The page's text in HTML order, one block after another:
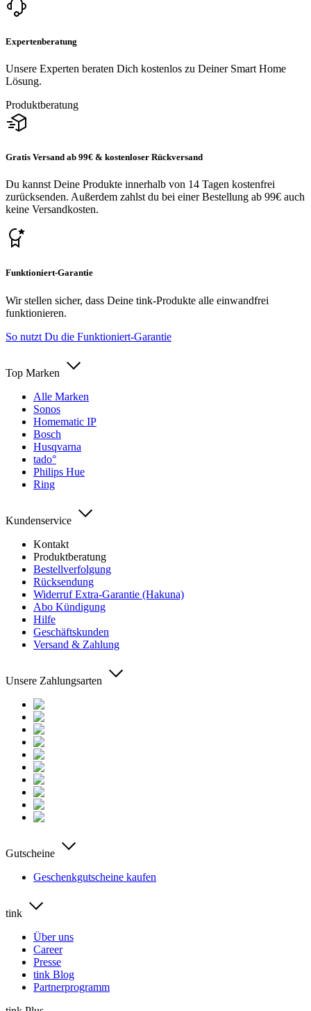
Expertenberatung
Unsere Experten beraten Dich kostenlos zu Deiner Smart Home
Lösung.
Produktberatung
Gratis Versand ab 99€ & kostenloser Rückversand
Du kannst Deine Produkte innerhalb von 14 Tagen kostenfrei
zurücksenden. Außerdem zahlst du bei einer Bestellung ab 99€ auch
keine Versandkosten.
Funktioniert-Garantie
Wir stellen sicher, dass Deine tink-Produkte alle einwandfrei
funktionieren.
So nutzt Du die Funktioniert-Garantie
Top Marken
Alle Marken
Sonos
Homematic IP
Bosch
Husqvarna
tado°
Philips Hue
Ring
Kundenservice
Kontakt
Produktberatung
Bestellverfolgung
Rücksendung
Widerruf Extra-Garantie (Hakuna)
Abo Kündigung
Hilfe
Geschäftskunden
Versand & Zahlung
Unsere Zahlungsarten
Gutscheine
Geschenkgutscheine kaufen
tink
Über uns
Career
Presse
tink Blog
Partnerprogramm